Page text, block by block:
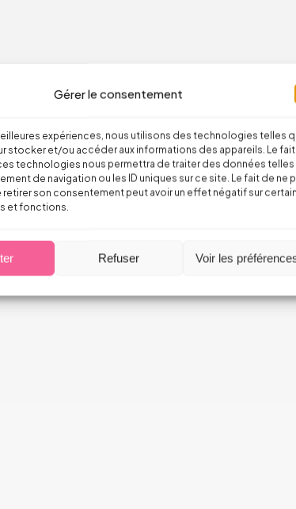
Gérer le consentement
expériences, nous utilisons des technologies telles
stocker et/ou accéder aux informations des appareils. Le fait
technologies nous permettra de traiter des données telles
de navigation ou les ID uniques sur ce site. Le fait de ne
son consentement peut avoir un effet négatif sur
et fonctions.
Refuser Voir les
un engagement